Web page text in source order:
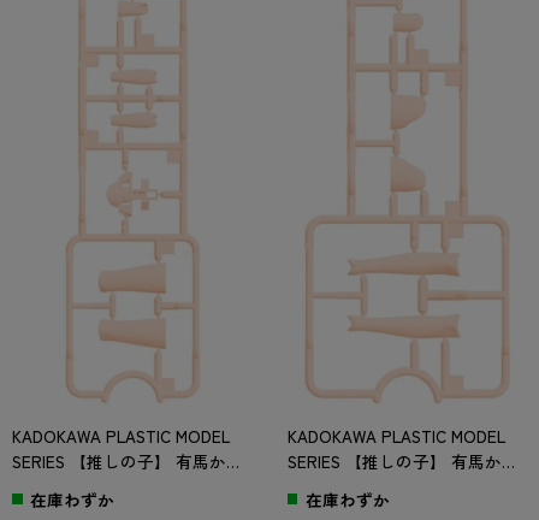
KADOKAWA PLASTIC MODEL
SERIES 【推しの子】 有馬かな
/ 有馬かな DX ver. Qパーツ
在庫わずか
KADOKAWA PLASTIC MODEL
SERIES 【推しの子】 有馬かな
/ 有馬かな DX ver. Rパーツ
在庫わずか